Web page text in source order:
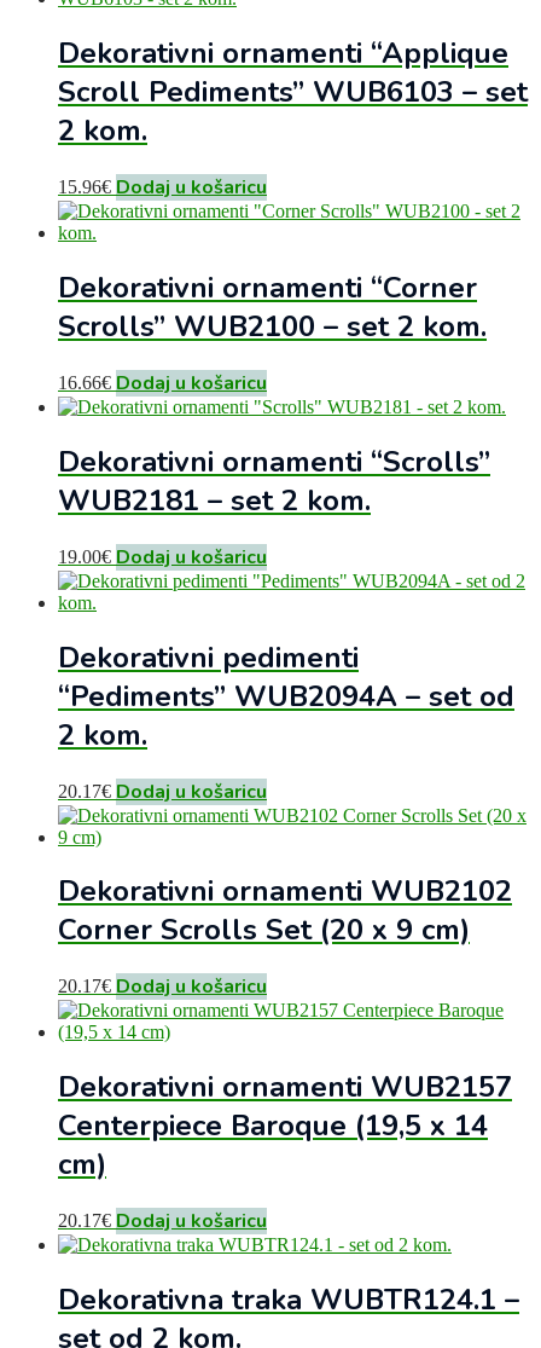
Dekorativni ornamenti “Applique
Scroll Pediments” WUB6103 – set
2 kom.
15.96€ Dodaj u košaricu
Dekorativni ornamenti “Corner
Scrolls” WUB2100 – set 2 kom.
16.66€ Dodaj u košaricu
Dekorativni ornamenti “Scrolls”
WUB2181 – set 2 kom.
19.00€ Dodaj u košaricu
Dekorativni pedimenti
“Pediments” WUB2094A – set od
2 kom.
20.17€ Dodaj u košaricu
Dekorativni ornamenti WUB2102
Corner Scrolls Set (20 x 9 cm)
20.17€ Dodaj u košaricu
Dekorativni ornamenti WUB2157
Centerpiece Baroque (19,5 x 14
cm)
20.17€ Dodaj u košaricu
Dekorativna traka WUBTR124.1 –
set od 2 kom.